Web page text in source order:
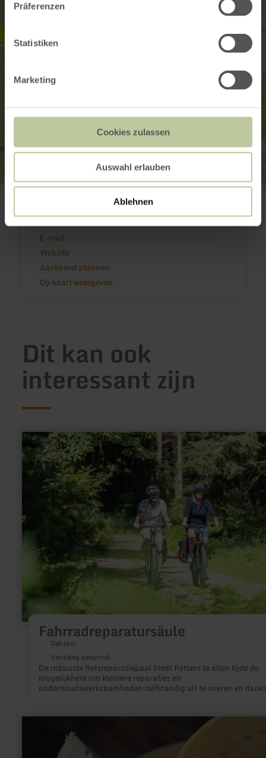
Präferenzen
Statistiken
Marketing
Cookies zulassen
Auswahl erlauben
Ablehnen
Touristik GmbH Gerolsteiner Land
+49 6591 13-3200
E-mail
Website
Aankomst plannen
Op kaart weergeven
Dit kan ook
interessant zijn
Fahrradreparatursäule
Dahlem
Vandaag geopend
De robuuste fietsreparatiepaal biedt fietsers te allen tijde de
mogelijkheid om kleinere reparaties en
onderhoudswerkzaamheden zelfstandig uit te voeren en
meer
informatie
over:
Fahrradreparatursäule
Boerenkaasmakerij